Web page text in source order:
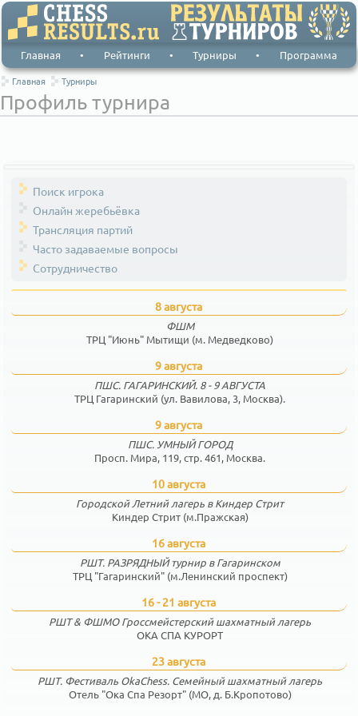
Главная • Рейтинги • Турниры • Программа
Главная Турниры
Профиль турнира
Поиск игрока
Онлайн жеребьёвка
Трансляция партий
Часто задаваемые вопросы
Сотрудничество
8 августа
ФШМ
ТРЦ "Июнь" Мытищи (м. Медведково)
9 августа
ПШС. ГАГАРИНСКИЙ. 8 - 9 АВГУСТА
ТРЦ Гагаринский (ул. Вавилова, 3, Москва).
9 августа
ПШС. УМНЫЙ ГОРОД
Просп. Мира, 119, стр. 461, Москва.
10 августа
Городской Летний лагерь в Киндер Стрит
Киндер Стрит (м.Пражская)
16 августа
РШТ. РАЗРЯДНЫЙ турнир в Гагаринском
ТРЦ "Гагаринский" (м.Ленинский проспект)
16 - 21 августа
РШТ & ФШМО Гроссмейстерский шахматный лагерь
ОКА СПА КУРОРТ
23 августа
РШТ. Фестиваль OkaChess. Семейный шахматный лагерь
Отель "Ока Спа Резорт" (МО, д. Б.Кропотово)